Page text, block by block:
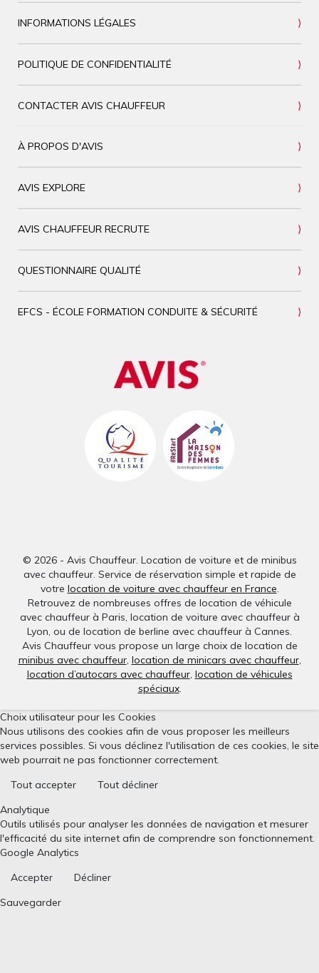
INFORMATIONS LÉGALES
POLITIQUE DE CONFIDENTIALITÉ
CONTACTER AVIS CHAUFFEUR
À PROPOS D'AVIS
AVIS EXPLORE
AVIS CHAUFFEUR RECRUTE
QUESTIONNAIRE QUALITÉ
EFCS - ÉCOLE FORMATION CONDUITE & SÉCURITÉ
© 2026 - Avis Chauffeur. Location de voiture et de minibus
avec chauffeur. Service de réservation simple et rapide de
votre location de voiture avec chauffeur en France.
Retrouvez de nombreuses offres de location de véhicule
avec chauffeur à Paris, location de voiture avec chauffeur à
Lyon, ou de location de berline avec chauffeur à Cannes.
Avis Chauffeur vous propose un large choix de location de
minibus avec chauffeur, location de minicars avec chauffeur,
location d’autocars avec chauffeur, location de véhicules
spéciaux.
Choix utilisateur pour les Cookies
Nous utilisons des cookies afin de vous proposer les meilleurs
services possibles. Si vous déclinez l'utilisation de ces cookies, le site
web pourrait ne pas fonctionner correctement.
Tout accepter
Tout décliner
Analytique
Outils utilisés pour analyser les données de navigation et mesurer
l'efficacité du site internet afin de comprendre son fonctionnement.
Google Analytics
Accepter
Décliner
Sauvegarder